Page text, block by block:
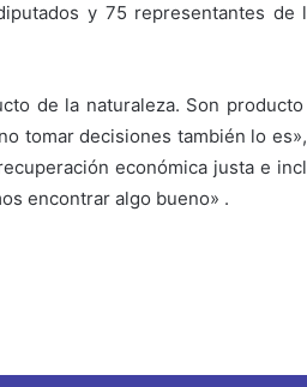
y 75 representantes
de la naturaleza. Son
tomar decisiones también lo
económica justa e
encontrar algo bueno» .